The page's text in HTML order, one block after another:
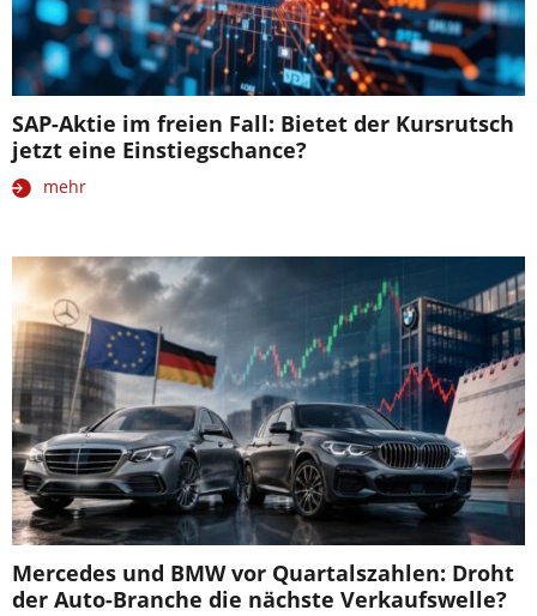
SAP-Aktie im freien Fall: Bietet der Kursrutsch
jetzt eine Einstiegschance?
mehr
Mercedes und BMW vor Quartalszahlen: Droht
der Auto-Branche die nächste Verkaufswelle?